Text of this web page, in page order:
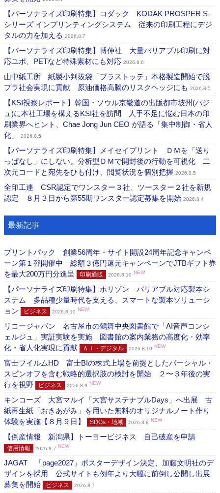
【パーソナライズ印刷特集】コダック KODAK PROSPER S-
シリーズ インプリンティングシステム 従来の印刷工程にデジ
タルの力を加える 2026.8.7
【パーソナライズ印刷特集】博伸社 大量バリアブル印刷に対
応ユポ、PETなど特殊素材にも対応 2026.8.6
山中紙工所 紙製小判抜袋「プラストッテ」本格製造開始で脱
プラ社会実現に貢献 原油価格高騰のリスクヘッジにも 2026.8.5
【KSI視察レポート】韓国・ソウル京畿道の出版都市坡州(パジ
ュ)に本社工場を構えるKSI社を訪問 人手不足に悩む日本の印
刷業界へヒント、Chae Jong Jun CEO が語る「集中制御・省人
化」
2026.8.5
【パーソナライズ印刷特集】メイセイプリント ＤＭを「送り
っぱなし」にしない。分析型ＤＭで開封後の行動を可視化 二
次元コードと宛先をひも付け、閲覧状況を個別把握 2026.8.5
全印工連 CSR認定でワンスター３社、ツースター２社を新規
認定 ８月３日から第55期ワンスター認定募集を開始 2026.8.4
最新記事
プリントパック 創業56周年・サイト開設24周年記念キャンペ
ーン第１弾開催中 総額３億円還元キャンペーンでJTBギフト券
を最大200万円分進呈
印刷通販 2026.8.10 NEW
【パーソナライズ印刷特集】ホリゾン バリアブル対応製本シ
ステム 多品種少量時代を支える、スマートな製本ソリューシ
ョン
ビジネス 2026.8.10 NEW
リコージャパン 名古屋市の鶴舞中央図書館で「AI音声コンシ
ェルジュ」実証実験を実施 図書館の案内業務の高度化・効率
化・省人化実現に貢献
ＡＩ・デジタル 2026.8.10 NEW
富士フイルムHD 富士BIの株式上場を前提としたパーシャル・
スピンオフを含む戦略的選択肢の検討を開始 ２〜３年後の実
行を視野
ビジネス 2026.8.9 NEW
キンコーズ 大宮マルイ「大宮サステナブルDays」へ出展 古
紙再生紙「おきあがみ」を用いた無料のオリジナルノート作り
体験を実施【８月９日】
SDGs・地域 2026.8.8 NEW
【倒産情報 新潟県】トーヨービジネス 自己破産を申請
信用情報 2026.8.7 NEW
JAGAT 「page2027」ポスターデザイン決定、加藤文明社のデ
ザインを採用 公式サイトも例年より大幅に前倒し公開し出展
募集を開始
ビジネス 2026.8.7